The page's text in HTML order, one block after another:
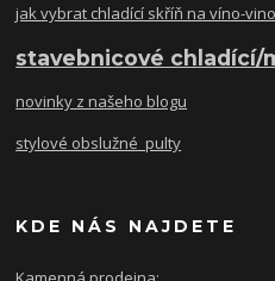
jak vybrat chladící skříň na víno-
stavebnicové chladící/
novinky z našeho blogu
stylové obslužné pulty
KDE NÁS NAJDETE